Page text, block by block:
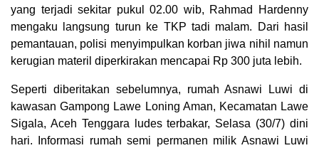
yang terjadi sekitar pukul 02.00 wib, Rahmad Hardenny
mengaku langsung turun ke TKP tadi malam. Dari hasil
pemantauan, polisi menyimpulkan korban jiwa nihil namun
kerugian materil diperkirakan mencapai Rp 300 juta lebih.
Seperti diberitakan sebelumnya, rumah Asnawi Luwi di
kawasan Gampong Lawe Loning Aman, Kecamatan Lawe
Sigala, Aceh Tenggara ludes terbakar, Selasa (30/7) dini
hari. Informasi rumah semi permanen milik Asnawi Luwi